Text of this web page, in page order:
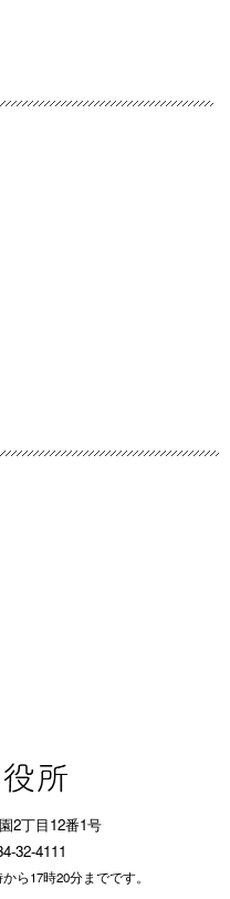
2丁目12番1号
32-4111
ら17時20分までです。